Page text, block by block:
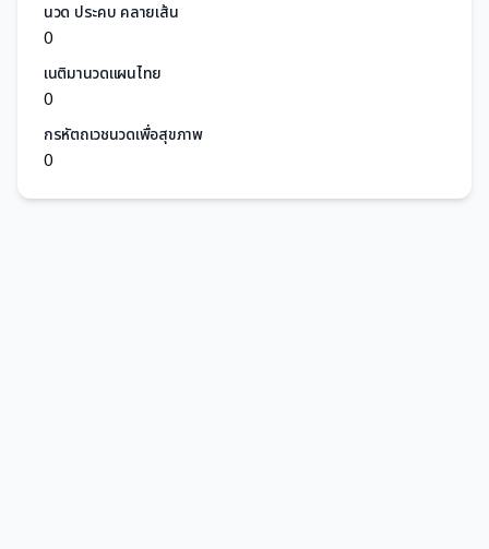
นวด ประคบ คลายเส้น
0
เนติมานวดแผนไทย
0
กรหัตถเวชนวดเพื่อสุขภาพ
0